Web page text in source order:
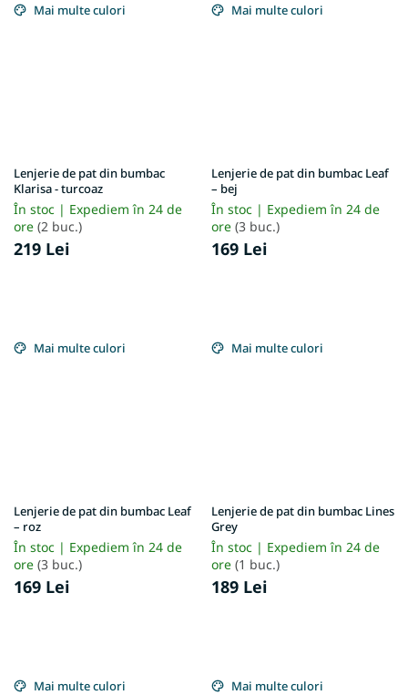
Mai multe culori
Lenjerie de pat din bumbac
Klarisa - turcoaz
În stoc | Expediem în 24 de
ore (2 buc.)
219 Lei
Mai multe culori
Lenjerie de pat din bumbac Leaf
– bej
În stoc | Expediem în 24 de
ore (3 buc.)
169 Lei
Mai multe culori
Lenjerie de pat din bumbac Leaf
– roz
În stoc | Expediem în 24 de
ore (3 buc.)
169 Lei
Mai multe culori
Lenjerie de pat din bumbac Lines
Grey
În stoc | Expediem în 24 de
ore (1 buc.)
189 Lei
Mai multe culori Mai multe culori